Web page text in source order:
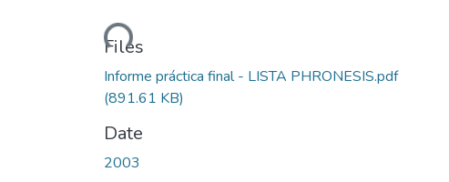
Loading...
Files
Informe práctica final - LISTA PHRONESIS.pdf
(891.61 KB)
Date
2003